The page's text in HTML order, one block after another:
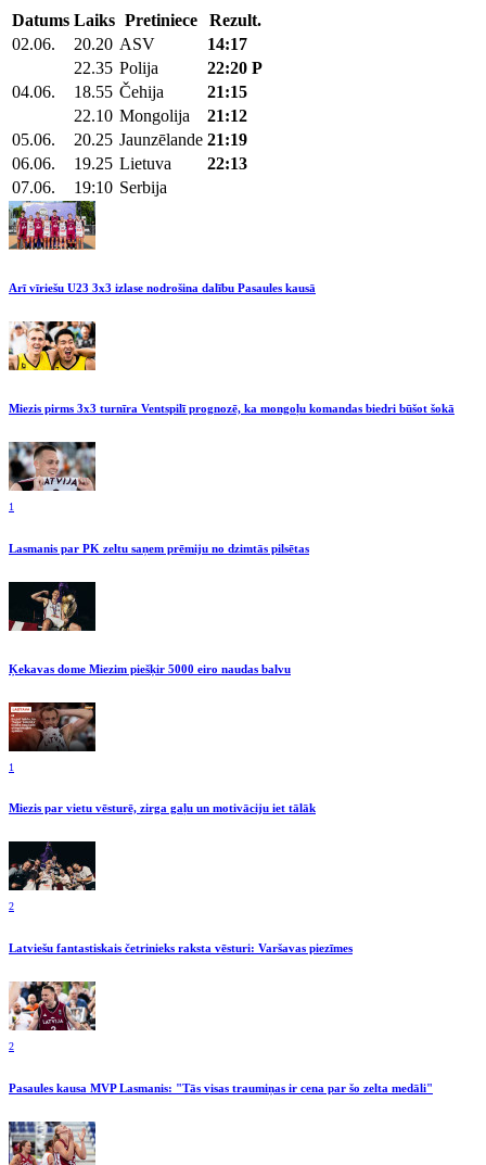
Datums Laiks Pretiniece
Rezult.
02.06.
20.20 ASV
14:17
22.35 Polija
22:20 P
04.06.
18.55 Čehija
21:15
22.10 Mongolija
21:12
05.06.
20.25 Jaunzēlande 21:19
06.06.
19.25 Lietuva
22:13
07.06.
19:10 Serbija
Arī vīriešu U23 3x3 izlase nodrošina dalību Pasaules kausā
Miezis pirms 3x3 turnīra Ventspilī prognozē, ka mongoļu komandas biedri būšot šokā
1
Lasmanis par PK zeltu saņem prēmiju no dzimtās pilsētas
Ķekavas dome Miezim piešķir 5000 eiro naudas balvu
1
Miezis par vietu vēsturē, zirga gaļu un motivāciju iet tālāk
2
Latviešu fantastiskais četrinieks raksta vēsturi: Varšavas piezīmes
2
Pasaules kausa MVP Lasmanis: "Tās visas traumiņas ir cena par šo zelta medāli"